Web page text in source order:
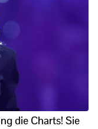
die Charts! Sie